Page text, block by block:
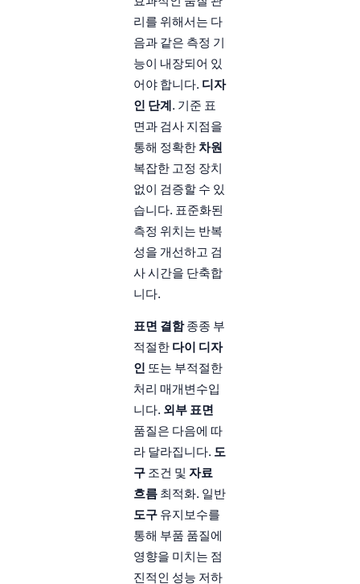
리를 위해서는 다
음과 같은 측정 기
능이 내장되어 있
어야 합니다. 디자
인 단계. 기준 표
면과 검사 지점을
통해 정확한 차원
복잡한 고정 장치
없이 검증할 수 있
습니다. 표준화된
측정 위치는 반복
성을 개선하고 검
사 시간을 단축합
니다.
표면 결함종종 부
적절한 다이 디자
인 또는 부적절한
처리 매개변수입
니다. 외부 표면
품질은 다음에 따
라 달라집니다. 도
구 조건 및 자료
흐름 최적화. 일반
도구 유지보수를
통해 부품 품질에
영향을 미치는 점
진적인 성능 저하